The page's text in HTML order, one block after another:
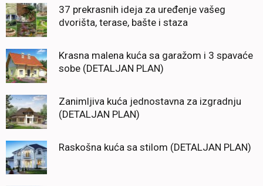
37 prekrasnih ideja za uređenje vašeg
dvorišta, terase, bašte i staza
Krasna malena kuća sa garažom i 3 spavaće
sobe (DETALJAN PLAN)
Zanimljiva kuća jednostavna za izgradnju
(DETALJAN PLAN)
Raskošna kuća sa stilom (DETALJAN PLAN)